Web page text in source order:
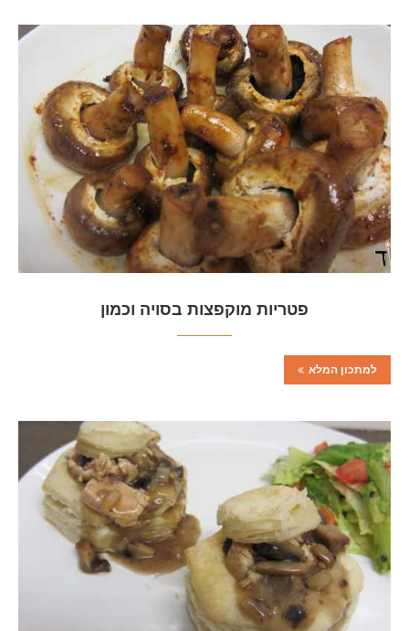
פטריות מוקפצות בסויה וכמון
למתכון המלא